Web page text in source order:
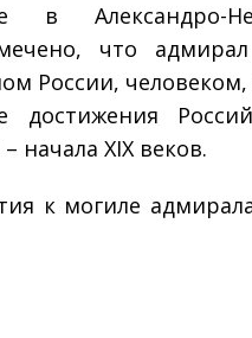
в Александро-
что
России,
начала XIX веков.
к могиле